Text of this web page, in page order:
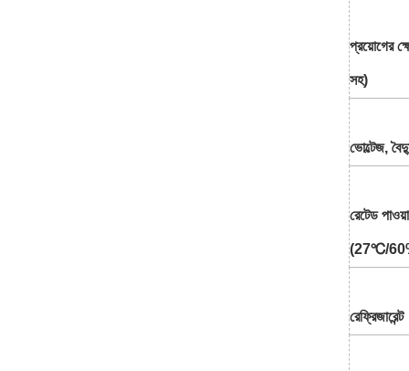
প্রয়োগের
সহ)
ভোল্টেজ,
রেটেড
(27℃/
রেফ্রিজারেন্ট